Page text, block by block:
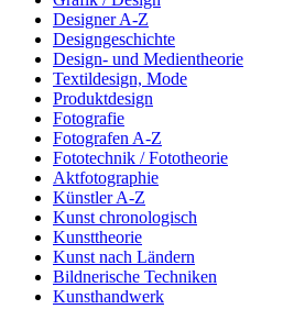
Designer A-Z
Designgeschichte
Design- und Medientheorie
Textildesign, Mode
Produktdesign
Fotografie
Fotografen A-Z
Fototechnik / Fototheorie
Aktfotographie
Künstler A-Z
Kunst chronologisch
Kunsttheorie
Kunst nach Ländern
Bildnerische Techniken
Kunsthandwerk